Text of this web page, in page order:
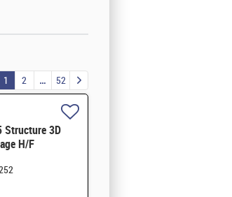
1 2 52
Structure 3D
H/F